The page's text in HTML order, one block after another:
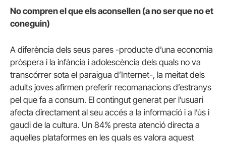
No compren el que els aconsellen (a no ser que no et
coneguin)
A diferència dels seus pares -producte d’una economia
pròspera i la infància i adolescència dels quals no va
transcórrer sota el paraigua d’Internet-, la meitat dels
adults joves afirmen preferir recomanacions d’estranys
pel que fa a consum. El contingut generat per l’usuari
afecta directament al seu accés a la informació i a l’ús i
gaudi de la cultura. Un 84% presta atenció directa a
aquelles plataformes en les quals es valora aquest